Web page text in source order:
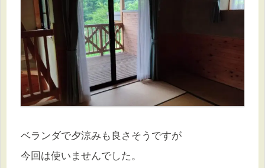
ベランダで夕涼みも良さそうですが
今回は使いませんでした。